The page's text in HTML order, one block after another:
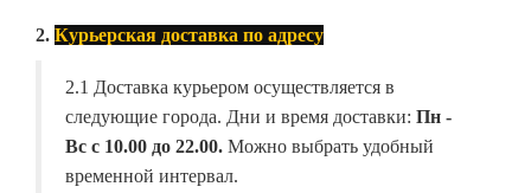
2. Курьерская доставка по адресу
2.1 Доставка курьером осуществляется в
следующие города. Дни и время доставки: Пн -
Вс с 10.00 до 22.00. Можно выбрать удобный
временной интервал.